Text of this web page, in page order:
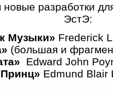
новые разработки
ЭстЭ:
Музыки» Frederick
(большая и
Edward John
Принц» Edmund Blair